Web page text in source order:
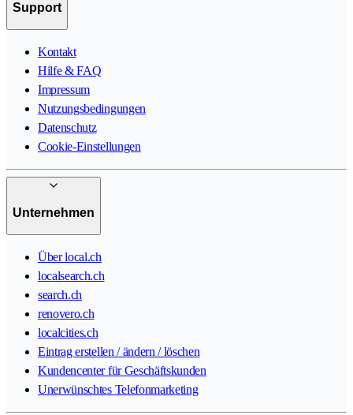
Support
Kontakt
Hilfe & FAQ
Impressum
Nutzungsbedingungen
Datenschutz
Cookie-Einstellungen
Unternehmen
Über local.ch
localsearch.ch
search.ch
renovero.ch
localcities.ch
Eintrag erstellen / ändern / löschen
Kundencenter für Geschäftskunden
Unerwünschtes Telefonmarketing